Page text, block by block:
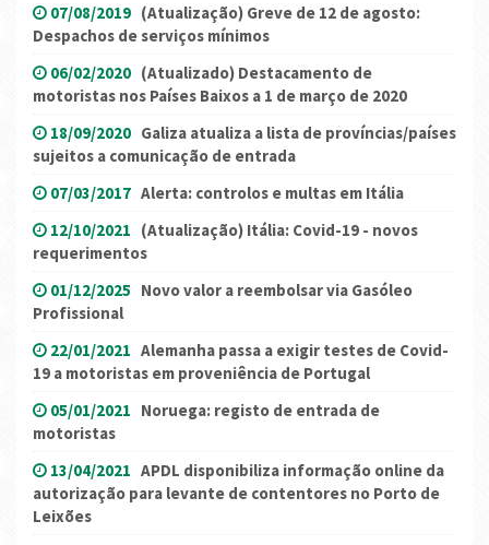
07/08/2019 (Atualização) Greve de 12 de agosto:
Despachos de serviços mínimos
06/02/2020 (Atualizado) Destacamento de
motoristas nos Países Baixos a 1 de março de 2020
18/09/2020 Galiza atualiza a lista de províncias/países
sujeitos a comunicação de entrada
07/03/2017 Alerta: controlos e multas em Itália
12/10/2021 (Atualização) Itália: Covid-19 - novos
requerimentos
01/12/2025 Novo valor a reembolsar via Gasóleo
Profissional
22/01/2021 Alemanha passa a exigir testes de Covid-
19 a motoristas em proveniência de Portugal
05/01/2021 Noruega: registo de entrada de
motoristas
13/04/2021 APDL disponibiliza informação online da
autorização para levante de contentores no Porto de
Leixões